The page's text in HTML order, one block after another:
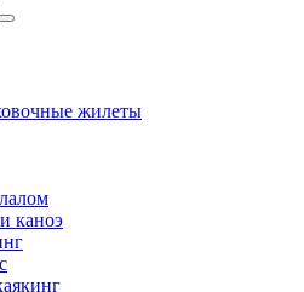
жилеты
каноэ